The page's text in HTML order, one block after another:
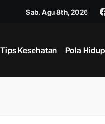
Sab. Agu 8th, 2026
Tips Kesehatan Pola Hidup